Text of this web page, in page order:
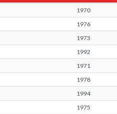
1970
1976
1973
1992
1971
1978
1994
1975